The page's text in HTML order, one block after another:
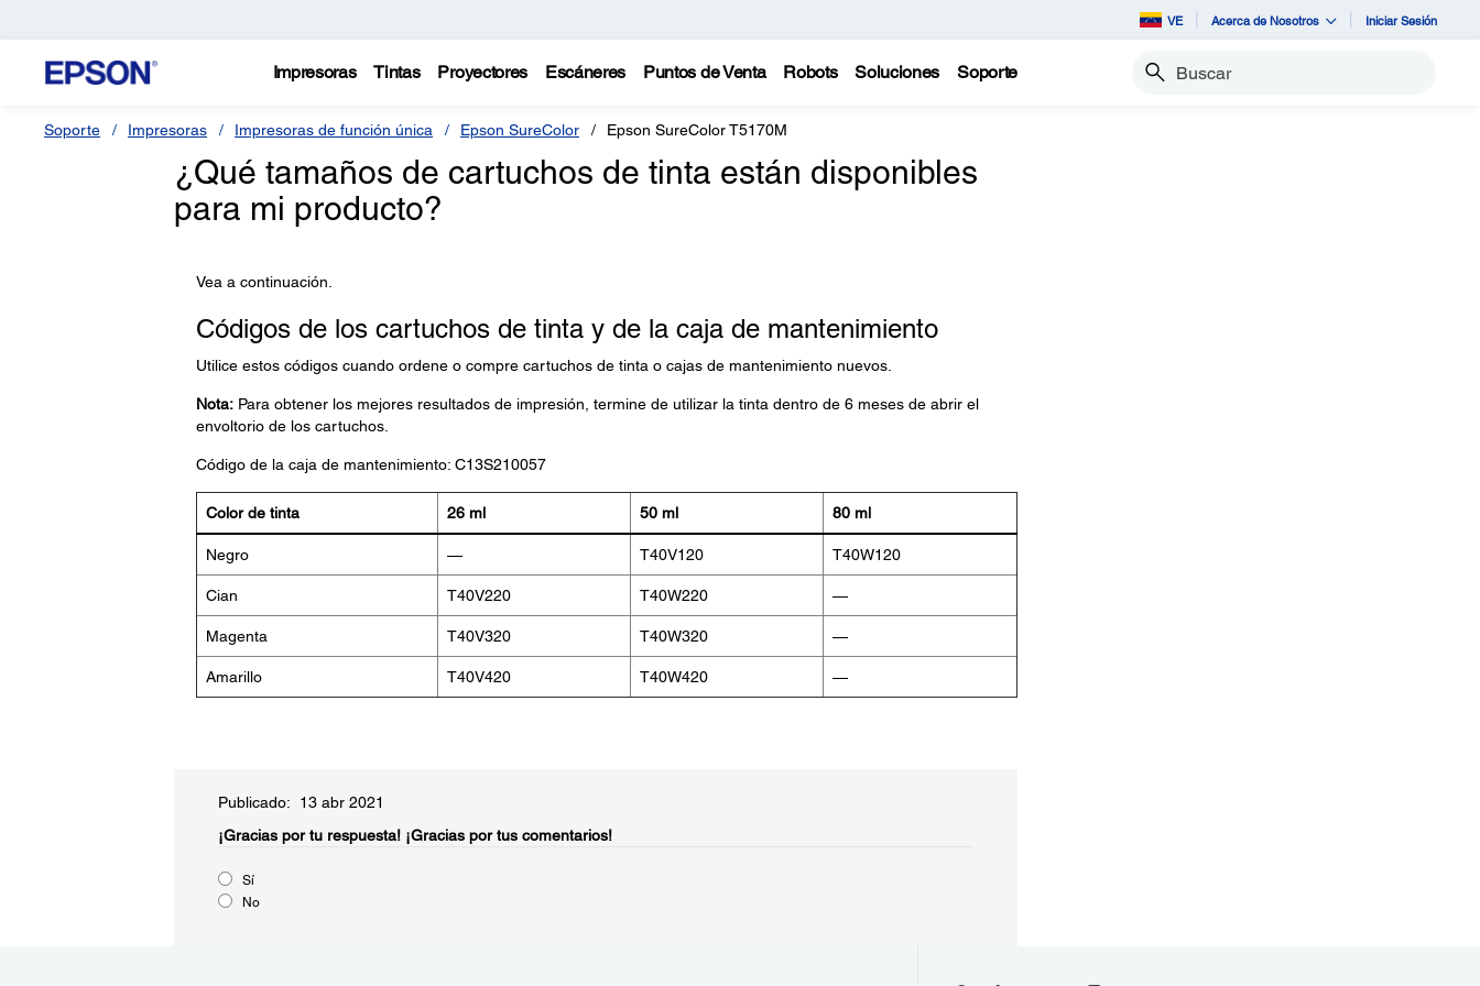
VE Acerca de Nosotros Iniciar Sesión
Impresoras Tintas Proyectores Escáneres Puntos de Venta Robots Soluciones Soporte Buscar
Soporte Impresoras Impresoras de función única Epson SureColor Epson SureColor T5170M
¿Qué tamaños de cartuchos de tinta están disponibles
para mi producto?
Vea a continuación.
Códigos de los cartuchos de tinta y de la caja de mantenimiento
Utilice estos códigos cuando ordene o compre cartuchos de tinta o cajas de mantenimiento nuevos.
Nota:Para obtener los mejores resultados de impresión, termine de utilizar la tinta dentro de 6 meses de abrir el
envoltorio de los cartuchos.
Código de la caja de mantenimiento: C13S210057
Color de tinta 26 ml 50 ml 80 ml
Negro — T40V120 T40W120
Cian T40V220 T40W220 —
Magenta T40V320 T40W320 —
Amarillo T40V420 T40W420 —
Publicado: 13 abr 2021
¡Gracias por tu respuesta! ¡Gracias por tus comentarios!
Sí
No